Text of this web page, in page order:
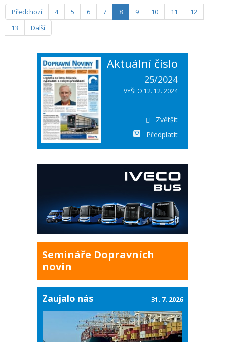
Předchozí 4 5 6 7 8 9 10 11
12
13
Další
Aktuální číslo
25/2024
VYŠLO 12. 12. 2024
Zvětšit
Předplatit
Semináře Dopravních
novin
Zaujalo nás 31. 7. 2026